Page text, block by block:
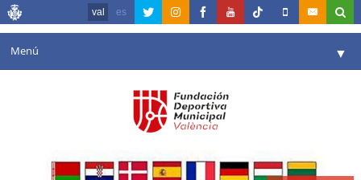
val es
Menú ▼
Instal·lacions